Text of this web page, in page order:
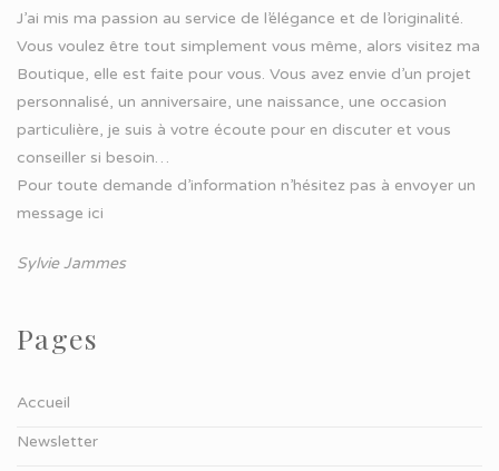
J’ai mis ma passion au service de l’élégance et de l’originalité.
Vous voulez être tout simplement vous même, alors visitez ma
Boutique, elle est faite pour vous. Vous avez envie d’un projet
personnalisé, un anniversaire, une naissance, une occasion
particulière, je suis à votre écoute pour en discuter et vous
conseiller si besoin…
Pour toute demande d’information n’hésitez pas à envoyer un
message ici
Sylvie Jammes
Pages
Accueil
Newsletter